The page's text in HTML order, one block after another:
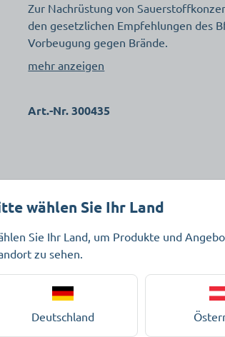
Zur Nachrüstung von
den gesetzlichen Empfehlungen des
Vorbeugung gegen Brände.
mehr anzeigen
Art.-Nr. 300435
Beschreibung
wählen Sie Ihr Land
Sie Ihr Land, um Produkte und
zu sehen.
Deutschland